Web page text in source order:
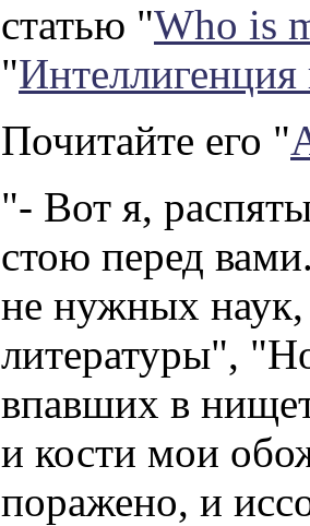
статью "Who is
"Интеллигенция
Почитайте его "
"- Вот я,
стою перед
не нужных
литературы",
впавших в
и кости мои
поражено, и